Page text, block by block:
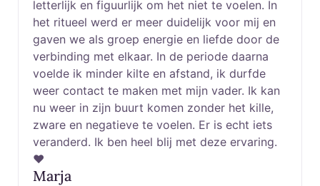
letterlijk en figuurlijk om het niet te voelen. In
het ritueel werd er meer duidelijk voor mij en
gaven we als groep energie en liefde door de
verbinding met elkaar. In de periode daarna
voelde ik minder kilte en afstand, ik durfde
weer contact te maken met mijn vader. Ik kan
nu weer in zijn buurt komen zonder het kille,
zware en negatieve te voelen. Er is echt iets
veranderd. Ik ben heel blij met deze ervaring.
❤️
Marja